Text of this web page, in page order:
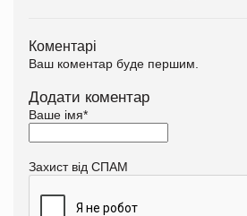
Коментарі
Ваш коментар буде першим.
Додати коментар
Ваше імя*
Захист від СПАМ